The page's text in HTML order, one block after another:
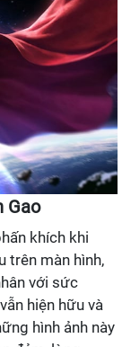
Gao
khích khi
trên màn hình,
với sức
hiện hữu và
hình ảnh này